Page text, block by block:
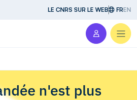
LE CNRS SUR LE WEB FREN
n'est plus